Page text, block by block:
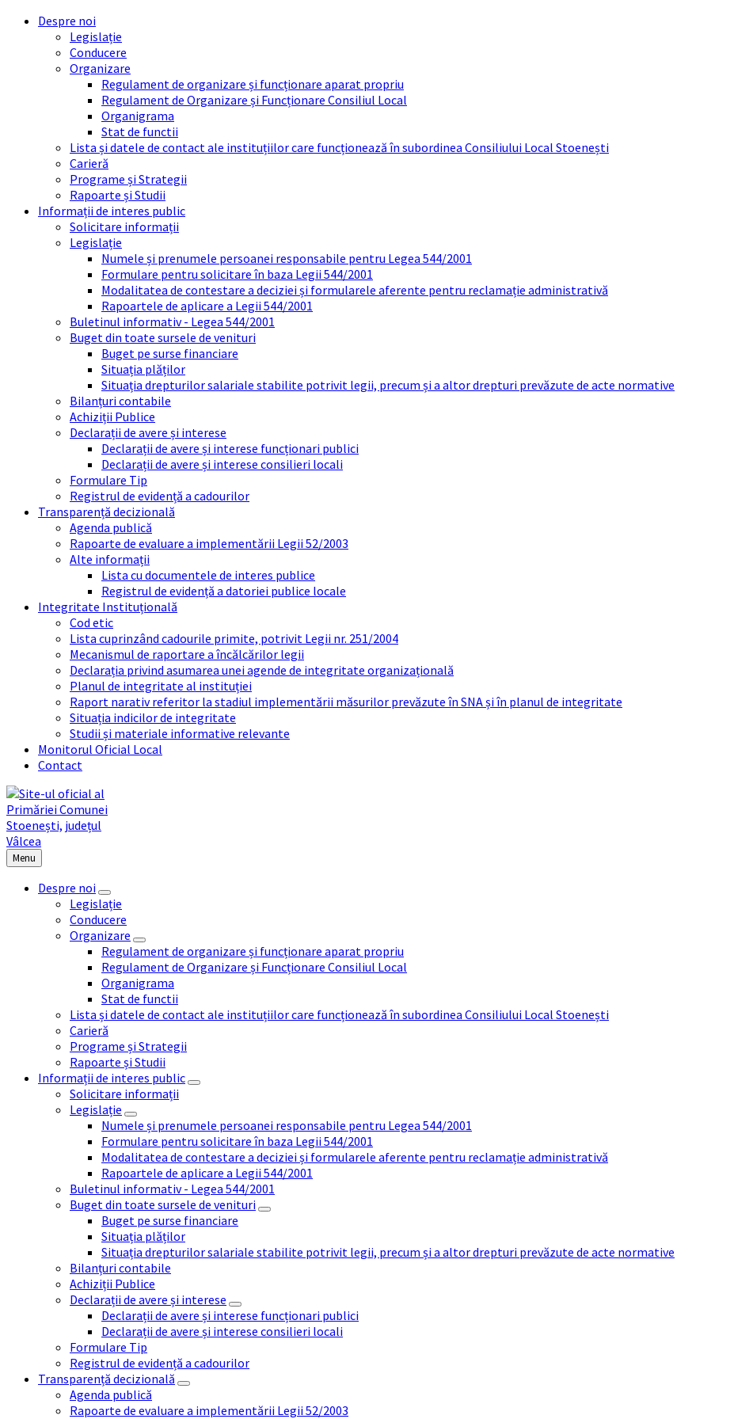
Skip
Skip
Skip
Skip
Despre noi
Legislație
Conducere
Organizare
Regulament de organizare și funcționare aparat propriu
Regulament de Organizare și Funcționare Consiliul Local
Organigrama
Stat de functii
Lista și datele de contact ale instituțiilor care funcționează în subordinea Consiliului Local Stoenești
Carieră
Programe și Strategii
Rapoarte și Studii
Informații de interes public
Solicitare informații
Legislație
Numele și prenumele persoanei responsabile pentru Legea 544/2001
Formulare pentru solicitare în baza Legii 544/2001
Modalitatea de contestare a deciziei și formularele aferente pentru reclamație administrativă
Rapoartele de aplicare a Legii 544/2001
Buletinul informativ - Legea 544/2001
Buget din toate sursele de venituri
Buget pe surse financiare
Situația plăților
Situația drepturilor salariale stabilite potrivit legii, precum și a altor drepturi prevăzute de acte normative
Bilanțuri contabile
Achiziții Publice
Declarații de avere și interese
Declarații de avere și interese funcționari publici
Declarații de avere și interese consilieri locali
Formulare Tip
Registrul de evidență a cadourilor
Transparență decizională
Agenda publică
Rapoarte de evaluare a implementării Legii 52/2003
Alte informații
Lista cu documentele de interes publice
Registrul de evidență a datoriei publice locale
Integritate Instituțională
Cod etic
Lista cuprinzând cadourile primite, potrivit Legii nr. 251/2004
Mecanismul de raportare a încălcărilor legii
Declarația privind asumarea unei agende de integritate organizațională
Planul de integritate al instituției
Raport narativ referitor la stadiul implementării măsurilor prevăzute în SNA și în planul de integritate
Situația indicilor de integritate
Studii și materiale informative relevante
Monitorul Oficial Local
Contact
Menu
Despre noi
Legislație
Conducere
Organizare
Regulament de organizare și funcționare aparat propriu
Regulament de Organizare și Funcționare Consiliul Local
Organigrama
Stat de functii
Lista și datele de contact ale instituțiilor care funcționează în subordinea Consiliului Local Stoenești
Carieră
Programe și Strategii
Rapoarte și Studii
Informații de interes public
Solicitare informații
Legislație
Numele și prenumele persoanei responsabile pentru Legea 544/2001
Formulare pentru solicitare în baza Legii 544/2001
Modalitatea de contestare a deciziei și formularele aferente pentru reclamație administrativă
Rapoartele de aplicare a Legii 544/2001
Buletinul informativ - Legea 544/2001
Buget din toate sursele de venituri
Buget pe surse financiare
Situația plăților
Situația drepturilor salariale stabilite potrivit legii, precum și a altor drepturi prevăzute de acte normative
Bilanțuri contabile
Achiziții Publice
Declarații de avere și interese
Declarații de avere și interese funcționari publici
Declarații de avere și interese consilieri locali
Formulare Tip
Registrul de evidență a cadourilor
Transparență decizională
Agenda publică
Rapoarte de evaluare a implementării Legii 52/2003